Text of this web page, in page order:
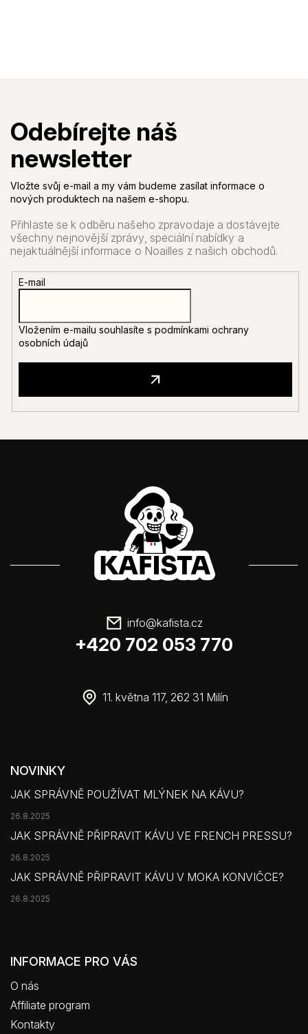
Vložte svůj e-mail a my vám budeme zasílat informace o
nových produktech na našem e-shopu.
E-mail
Vložením e-mailu souhlasíte s podmínkami ochrany
osobních údajů
info@kafista.cz
+420 702 053 770
11. května 117, 262 31 Milín
NOVINKY
JAK SPRÁVNĚ POUŽÍVAT MLÝNEK NA KÁVU?
26.8.2025
JAK SPRÁVNĚ PŘIPRAVIT KÁVU VE FRENCH PRESSU?
26.8.2025
JAK SPRÁVNĚ PŘIPRAVIT KÁVU V MOKA KONVIČCE?
26.8.2025
INFORMACE PRO VÁS
O nás
Affiliate program
Kontakty